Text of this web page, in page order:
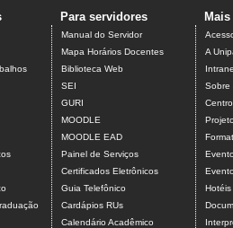
Para servidores
Manual do Servidor
Mapa Horários Docentes
Biblioteca Web
SEI
GURI
MOODLE
MOODLE EAD
Painel de Serviços
Certificados Eletrônicos
Guia Telefônico
Cardápios RUs
Calendário Acadêmico
Mais
A
Sobre